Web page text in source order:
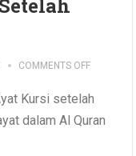
COMMENTS OFF
Kursi setelah
dalam Al Quran